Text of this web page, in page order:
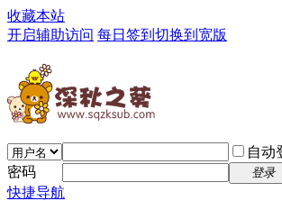
收藏本站
开启辅助访问 每日签到 切换到宽版
自动
密码
登录
快捷导航